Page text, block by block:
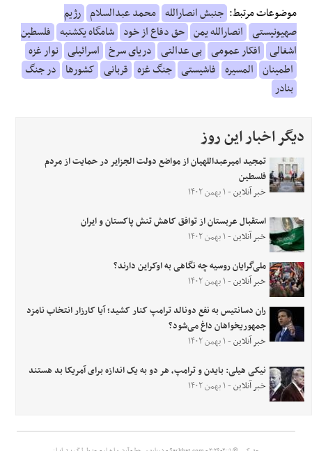
موضوعات مرتبط: جنبش انصارالله محمد عبدالسلام رژیم
صهیونیستی انصارالله یمن حق دفاع از خود شامگاه یکشنبه فلسطین
اشغالی افکار عمومی بی عدالتی دریای سرخ اسرائیلی نوار غزه
اطمینان المسیره فاشیستی جنگ غزه قربانی کشورها در جنگ
بنادر
دیگر اخبار این روز
تمجید امیرعبداللهیان از مواضع دولت الجزایر در حمایت از مردم
فلسطین
خبر آنلاین- ۱ بهمن ۱۴۰۲
استقبال عربستان از توافق کاهش تنش پاکستان و ایران
خبر آنلاین- ۱ بهمن ۱۴۰۲
ملی‌گرایان روسیه چه نگاهی به اوکراین دارند؟
خبر آنلاین- ۱ بهمن ۱۴۰۲
ران دسانتیس به نفع دونالد ترامپ کنار کشید؛ آیا کارزار انتخاب نامزد
جمهوریخواهان داغ می‌شود؟
خبر آنلاین- ۱ بهمن ۱۴۰۲
نیکی هیلی: بایدن و ترامپ، هر دو به یک اندازه برای آمریکا بد هستند
خبر آنلاین- ۱ بهمن ۱۴۰۲